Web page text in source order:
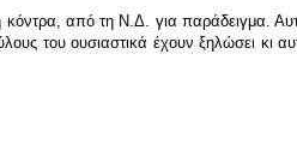
η κόντρα, από τη Ν.Δ. για παράδειγμα.
του ουσιαστικά έχουν ξηλώσει κι